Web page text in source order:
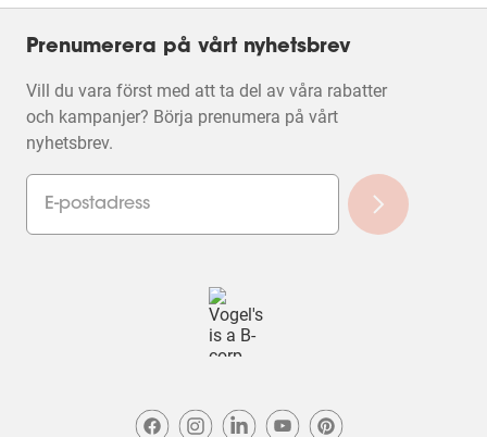
Prenumerera på vårt nyhetsbrev
Vill du vara först med att ta del av våra rabatter
och kampanjer? Börja prenumera på vårt
nyhetsbrev.